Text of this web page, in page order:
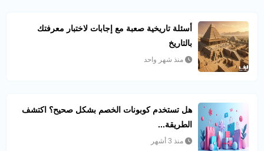
أسئلة تاريخية صعبة مع إجابات لاختبار معرفتك
بالتاريخ
منذ شهر واحد
هل تستخدم كوبونات الخصم بشكل صحيح؟ اكتشف
الطريقة...
منذ 3 أشهر